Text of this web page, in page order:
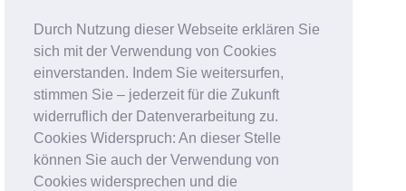
Durch Nutzung dieser Webseite erklären Sie
sich mit der Verwendung von Cookies
einverstanden. Indem Sie weitersurfen,
stimmen Sie – jederzeit für die Zukunft
widerruflich der Datenverarbeitung zu.
Cookies Widerspruch: An dieser Stelle
können Sie auch der Verwendung von
Cookies widersprechen und die